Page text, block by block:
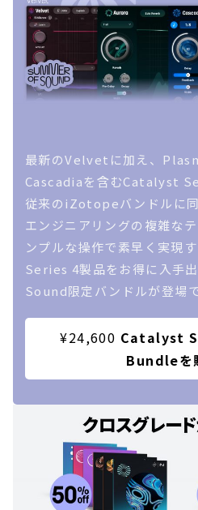
最新のVelvetに加え、
Cascadiaを含むCatalyst
従来のiZotopeバンドルに同
エンジニアリングの複雑な
ンプルな操作で素早く実
Series 4製品をお得に入手
Sound限定バンドルが登場で
¥24,600 Catalyst
Bundleを